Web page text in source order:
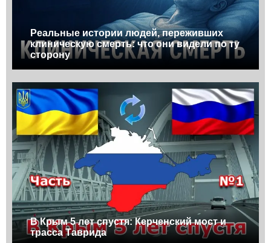
Реальные истории людей, переживших
клиническую смерть: что они видели по ту
сторону
В Крым 5 лет спустя: Керченский мост и
трасса Таврида